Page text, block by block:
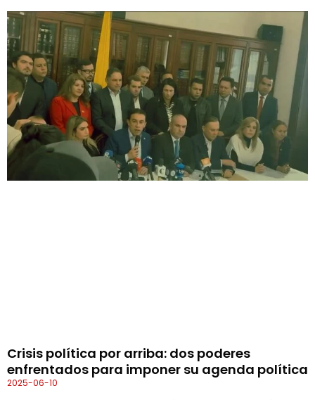
Crisis política por arriba: dos poderes
enfrentados para imponer su agenda política
2025-06-10